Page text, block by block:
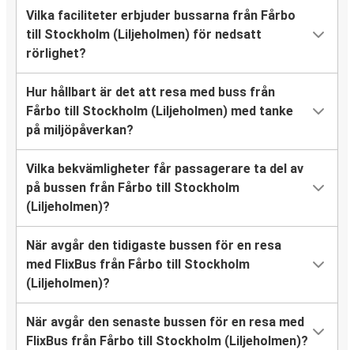
Vilka faciliteter erbjuder bussarna från Fårbo
till Stockholm (Liljeholmen) för nedsatt
rörlighet?
Hur hållbart är det att resa med buss från
Fårbo till Stockholm (Liljeholmen) med tanke
på miljöpåverkan?
Vilka bekvämligheter får passagerare ta del av
på bussen från Fårbo till Stockholm
(Liljeholmen)?
När avgår den tidigaste bussen för en resa
med FlixBus från Fårbo till Stockholm
(Liljeholmen)?
När avgår den senaste bussen för en resa med
FlixBus från Fårbo till Stockholm (Liljeholmen)?